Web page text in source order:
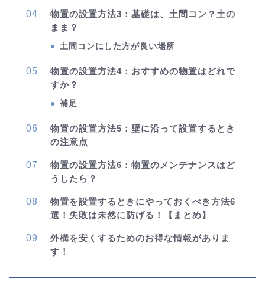
物置の設置方法3：基礎は、土間コン？土の
まま？
土間コンにした方が良い場所
物置の設置方法4：おすすめの物置はどれで
すか？
補足
物置の設置方法5：壁に沿って設置するとき
の注意点
物置の設置方法6：物置のメンテナンスはど
うしたら？
物置を設置するときにやっておくべき方法6
選！失敗は未然に防げる！【まとめ】
外構を安くするためのお得な情報がありま
す！